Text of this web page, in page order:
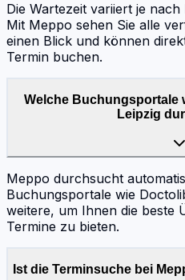
Die Wartezeit variiert je
Mit Meppo sehen Sie alle
einen Blick und können
Termin buchen.
Welche Buchungsportale
Leipzig
Meppo durchsucht
Buchungsportale wie
weitere, um Ihnen die beste
Termine zu bieten.
Ist die Terminsuche bei